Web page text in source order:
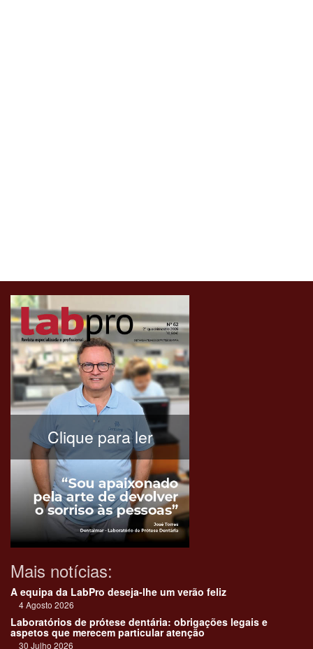
Clique para ler
Mais notícias:
A equipa da LabPro deseja-lhe um verão feliz
4 Agosto 2026
Laboratórios de prótese dentária: obrigações legais e
aspetos que merecem particular atenção
30 Julho 2026